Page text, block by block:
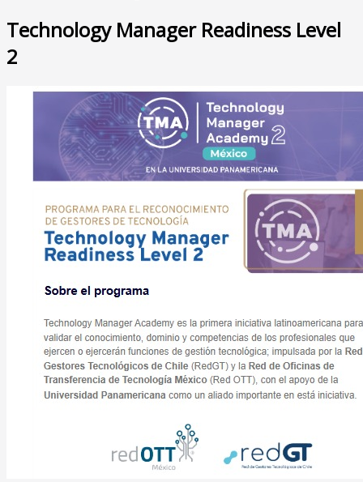
Technology Manager Readiness Level
2